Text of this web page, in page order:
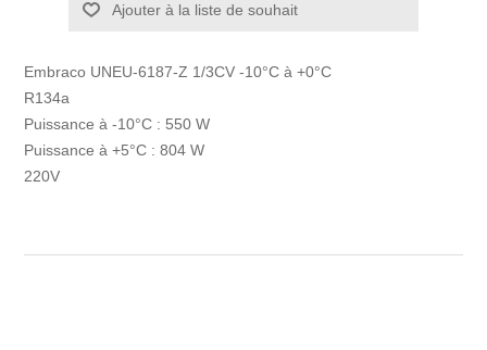
Ajouter à la liste de souhait
Embraco UNEU-6187-Z 1/3CV -10°C à +0°C
R134a
Puissance à -10°C : 550 W
Puissance à +5°C : 804 W
220V